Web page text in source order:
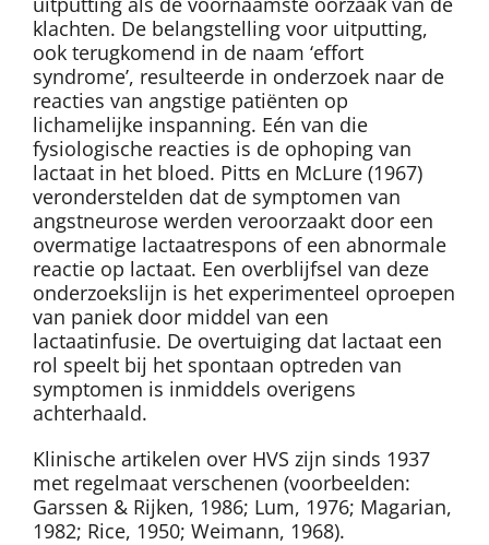
klachten. De belangstelling voor uitputting,
ook terugkomend in de naam ‘effort
syndrome’, resulteerde in onderzoek naar de
reacties van angstige patiënten op
lichamelijke inspanning. Eén van die
fysiologische reacties is de ophoping van
lactaat in het bloed. Pitts en McLure (1967)
veronderstelden dat de symptomen van
angstneurose werden veroorzaakt door een
overmatige lactaatrespons of een abnormale
reactie op lactaat. Een overblijfsel van deze
onderzoekslijn is het experimenteel oproepen
van paniek door middel van een
lactaatinfusie. De overtuiging dat lactaat een
rol speelt bij het spontaan optreden van
symptomen is inmiddels overigens
achterhaald.
Klinische artikelen over HVS zijn sinds 1937
met regelmaat verschenen (voorbeelden:
Garssen & Rijken, 1986; Lum, 1976; Magarian,
1982; Rice, 1950; Weimann, 1968).